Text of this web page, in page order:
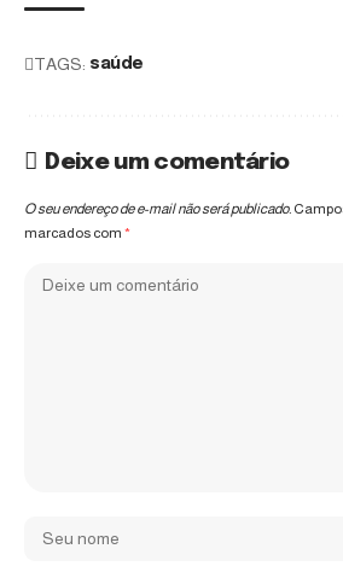
TAGS: saúde
Deixe um comentário
O seu endereço de e-mail não será publicado.
marcados com *